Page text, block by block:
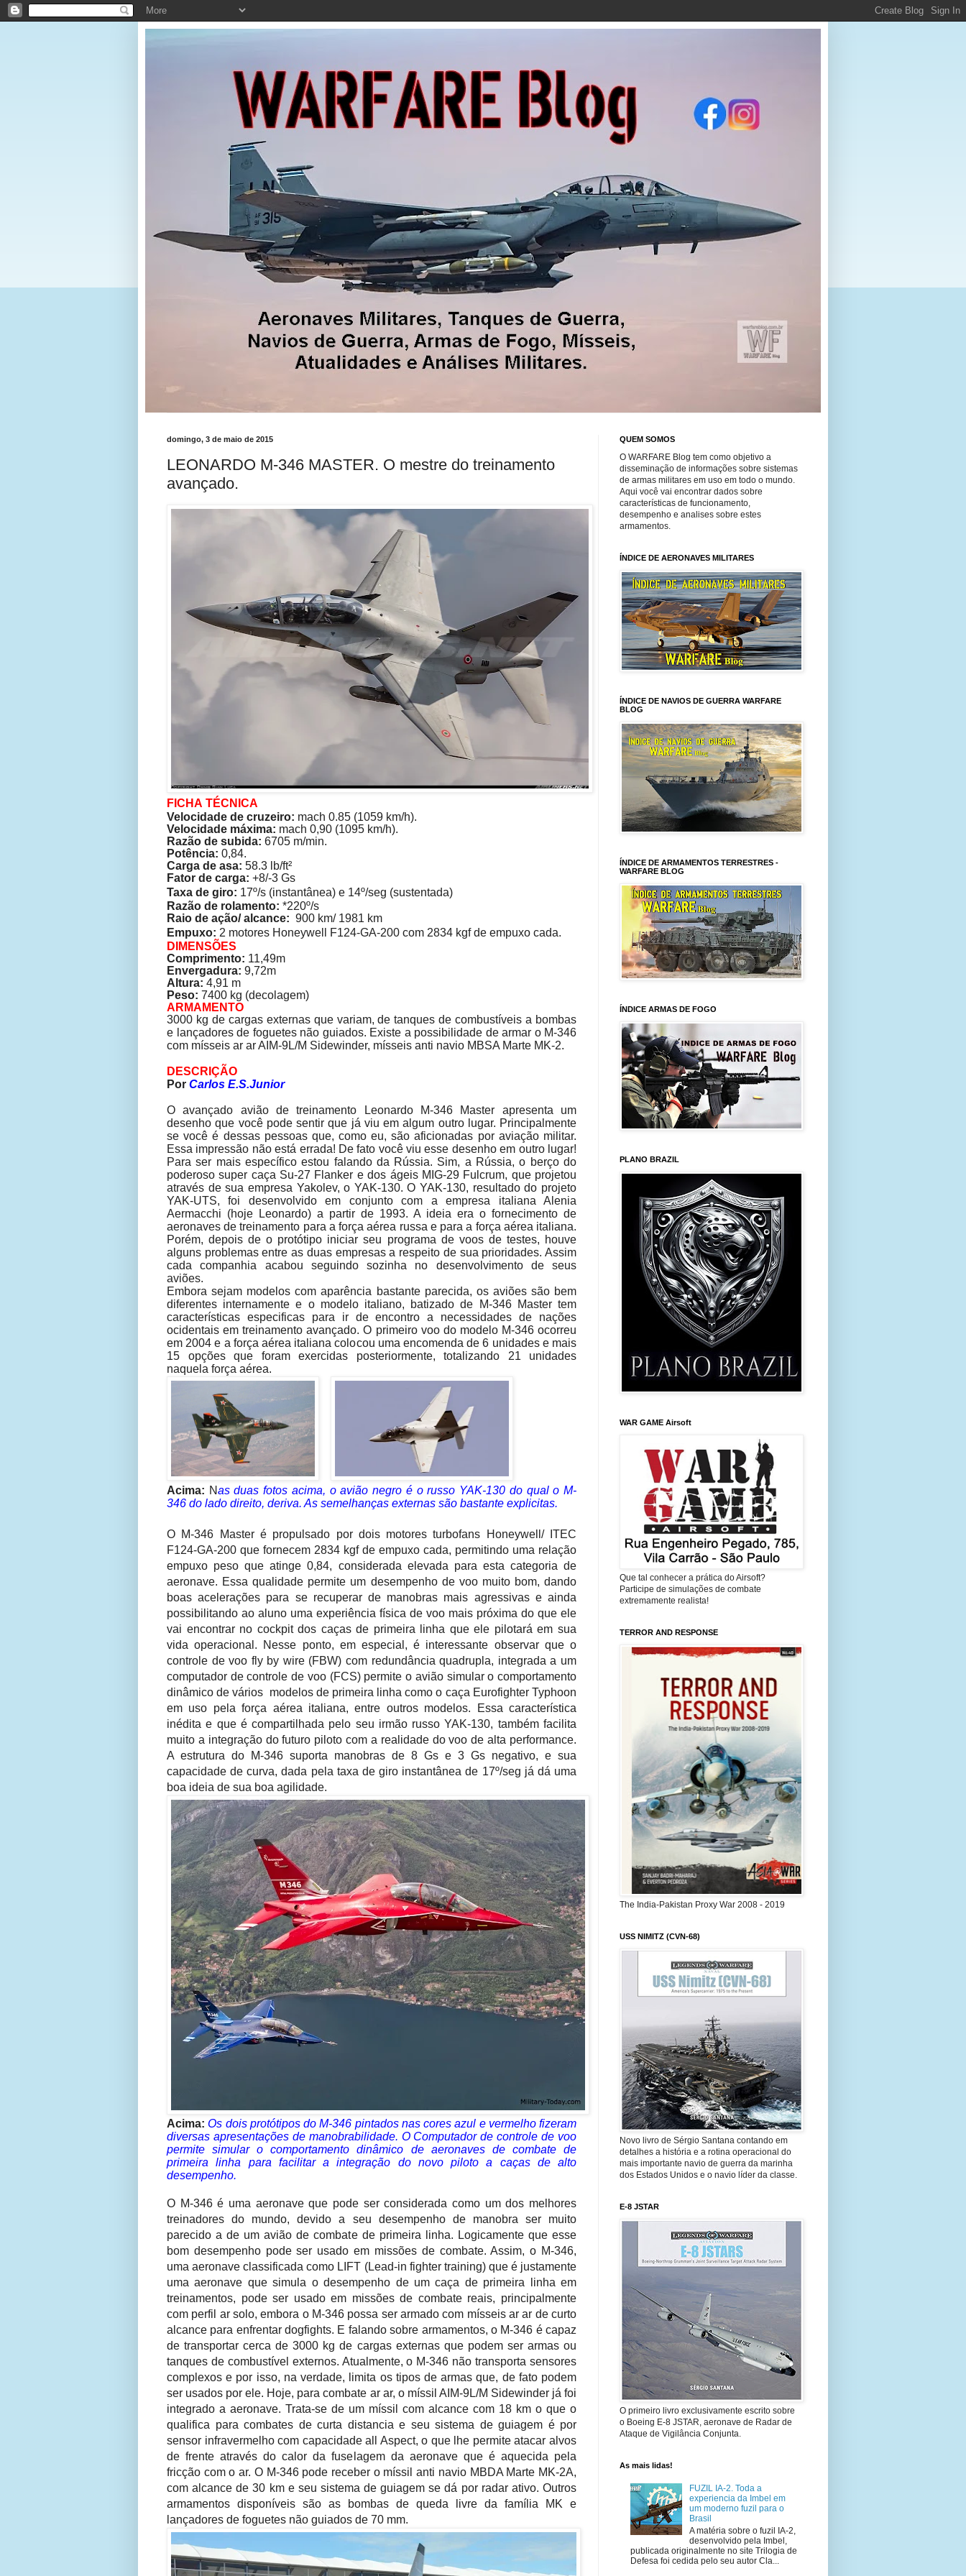
domingo, 3 de maio de 2015
LEONARDO M-346 MASTER. O mestre do treinamento
avançado.
FICHA TÉCNICA
Velocidade de cruzeiro: mach 0.85 (1059 km/h).
Velocidade máxima: mach 0,90 (1095 km/h).
Razão de subida: 6705 m/min.
Potência: 0,84.
Carga de asa: 58.3 lb/ft²
Fator de carga: +8/-3 Gs
Taxa de giro: 17º/s (instantânea) e 14º/seg (sustentada)
Razão de rolamento: *220º/s
Raio de ação/ alcance: 900 km/ 1981 km
Empuxo: 2 motores Honeywell F124-GA-200 com 2834 kgf de empuxo cada.
DIMENSÕES
Comprimento: 11,49m
Envergadura: 9,72m
Altura: 4,91 m
Peso: 7400 kg (decolagem)
ARMAMENTO
3000 kg de cargas externas que variam, de tanques de combustíveis a bombas
e lançadores de foguetes não guiados. Existe a possibilidade de armar o M-346
com mísseis ar ar AIM-9L/M Sidewinder, mísseis anti navio MBSA Marte MK-2.
DESCRIÇÃO
Por Carlos E.S.Junior
O avançado avião de treinamento Leonardo M-346 Master apresenta um
desenho que você pode sentir que já viu em algum outro lugar. Principalmente
se você é dessas pessoas que, como eu, são aficionadas por aviação militar.
Essa impressão não está errada! De fato você viu esse desenho em outro lugar!
Para ser mais específico estou falando da Rússia. Sim, a Rússia, o berço do
poderoso super caça Su-27 Flanker e dos ágeis MIG-29 Fulcrum, que projetou
através de sua empresa Yakolev, o YAK-130. O YAK-130, resultado do projeto
YAK-UTS, foi desenvolvido em conjunto com a empresa italiana Alenia
Aermacchi (hoje Leonardo) a partir de 1993. A ideia era o fornecimento de
aeronaves de treinamento para a força aérea russa e para a força aérea italiana.
Porém, depois de o protótipo iniciar seu programa de voos de testes, houve
alguns problemas entre as duas empresas a respeito de sua prioridades. Assim
cada companhia acabou seguindo sozinha no desenvolvimento de seus
aviões.
Embora sejam modelos com aparência bastante parecida, os aviões são bem
diferentes internamente e o modelo italiano, batizado de M-346 Master tem
características especificas para ir de encontro a necessidades de nações
ocidentais em treinamento avançado. O primeiro voo do modelo M-346 ocorreu
em 2004 e a força aérea italiana colocou uma encomenda de 6 unidades e mais
15 opções que foram exercidas posteriormente, totalizando 21 unidades
naquela força aérea.
Acima: Nas duas fotos acima, o avião negro é o russo YAK-130 do qual o M-
346 do lado direito, deriva. As semelhanças externas são bastante explicitas.
O M-346 Master é propulsado por dois motores turbofans Honeywell/ ITEC
F124-GA-200 que fornecem 2834 kgf de empuxo cada, permitindo uma relação
empuxo peso que atinge 0,84, considerada elevada para esta categoria de
aeronave. Essa qualidade permite um desempenho de voo muito bom, dando
boas acelerações para se recuperar de manobras mais agressivas e ainda
possibilitando ao aluno uma experiência física de voo mais próxima do que ele
vai encontrar no cockpit dos caças de primeira linha que ele pilotará em sua
vida operacional. Nesse ponto, em especial, é interessante observar que o
controle de voo fly by wire (FBW) com redundância quadrupla, integrada a um
computador de controle de voo (FCS) permite o avião simular o comportamento
dinâmico de vários modelos de primeira linha como o caça Eurofighter Typhoon
em uso pela força aérea italiana, entre outros modelos. Essa característica
inédita e que é compartilhada pelo seu irmão russo YAK-130, também facilita
muito a integração do futuro piloto com a realidade do voo de alta performance.
A estrutura do M-346 suporta manobras de 8 Gs e 3 Gs negativo, e sua
capacidade de curva, dada pela taxa de giro instantânea de 17º/seg já dá uma
boa ideia de sua boa agilidade.
Acima: Os dois protótipos do M-346 pintados nas cores azul e vermelho fizeram
diversas apresentações de manobrabilidade. O Computador de controle de voo
permite simular o comportamento dinâmico de aeronaves de combate de
primeira linha para facilitar a integração do novo piloto a caças de alto
desempenho.
O M-346 é uma aeronave que pode ser considerada como um dos melhores
treinadores do mundo, devido a seu desempenho de manobra ser muito
parecido a de um avião de combate de primeira linha. Logicamente que esse
bom desempenho pode ser usado em missões de combate. Assim, o M-346,
uma aeronave classificada como LIFT (Lead-in fighter training) que é justamente
uma aeronave que simula o desempenho de um caça de primeira linha em
treinamentos, pode ser usado em missões de combate reais, principalmente
com perfil ar solo, embora o M-346 possa ser armado com mísseis ar ar de curto
alcance para enfrentar dogfights. E falando sobre armamentos, o M-346 é capaz
de transportar cerca de 3000 kg de cargas externas que podem ser armas ou
tanques de combustível externos. Atualmente, o M-346 não transporta sensores
complexos e por isso, na verdade, limita os tipos de armas que, de fato podem
ser usados por ele. Hoje, para combate ar ar, o míssil AIM-9L/M Sidewinder já foi
integrado a aeronave. Trata-se de um míssil com alcance com 18 km o que o
qualifica para combates de curta distancia e seu sistema de guiagem é por
sensor infravermelho com capacidade all Aspect, o que lhe permite atacar alvos
de frente através do calor da fuselagem da aeronave que é aquecida pela
fricção com o ar. O M-346 pode receber o míssil anti navio MBDA Marte MK-2A,
com alcance de 30 km e seu sistema de guiagem se dá por radar ativo. Outros
armamentos disponíveis são as bombas de queda livre da família MK e
lançadores de foguetes não guiados de 70 mm.
QUEM SOMOS
O WARFARE Blog tem como objetivo a
disseminação de informações sobre sistemas
de armas militares em uso em todo o mundo.
Aqui você vai encontrar dados sobre
características de funcionamento,
desempenho e analises sobre estes
armamentos.
ÍNDICE DE AERONAVES MILITARES
ÍNDICE DE NAVIOS DE GUERRA WARFARE
BLOG
ÍNDICE DE ARMAMENTOS TERRESTRES -
WARFARE BLOG
ÍNDICE ARMAS DE FOGO
PLANO BRAZIL
WAR GAME Airsoft
Que tal conhecer a prática do Airsoft?
Participe de simulações de combate
extremamente realista!
TERROR AND RESPONSE
The India-Pakistan Proxy War 2008 - 2019
USS NIMITZ (CVN-68)
Novo livro de Sérgio Santana contando em
detalhes a história e a rotina operacional do
mais importante navio de guerra da marinha
dos Estados Unidos e o navio líder da classe.
E-8 JSTAR
O primeiro livro exclusivamente escrito sobre
o Boeing E-8 JSTAR, aeronave de Radar de
Ataque de Vigilância Conjunta.
As mais lidas!
FUZIL IA-2. Toda a
experiencia da Imbel em
um moderno fuzil para o
Brasil
A matéria sobre o fuzil IA-2,
desenvolvido pela Imbel,
publicada originalmente no site Trilogia de
Defesa foi cedida pelo seu autor Cla...